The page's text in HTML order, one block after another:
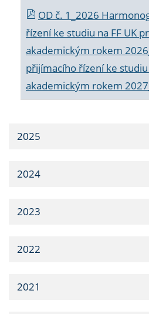
OD č. 1_2026
řízení ke studiu na FF UK
akademickým rokem
přijímacího řízení ke
akademickým rokem
2025
2024
2023
2022
2021